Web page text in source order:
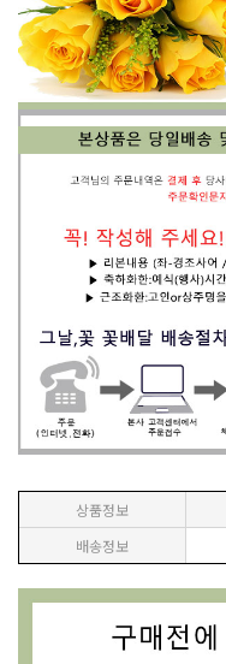
상품정보
배송정보